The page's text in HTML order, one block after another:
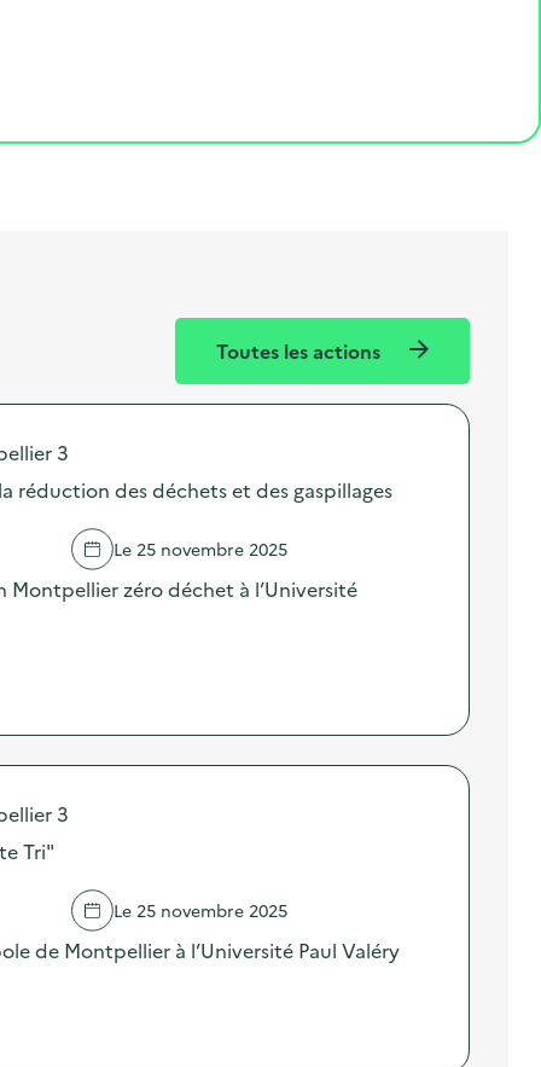
Toutes les actions
3
réduction des déchets et des gaspillages
Le 25 novembre 2025
Montpellier zéro déchet à l’Université
3
Tri"
Le 25 novembre 2025
de Montpellier à l’Université Paul Valéry